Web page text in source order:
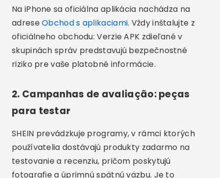
Na iPhone sa oficiálna aplikácia nachádza na
adreseObchod s aplikaciami. Vždy inštalujte z
oficiálneho obchodu: Verzie APK zdieľané v
skupinách správ predstavujú bezpečnostné
riziko pre vaše platobné informácie.
2. Campanhas de avaliação: peças
para testar
SHEIN prevádzkuje programy, v rámci ktorých
používatelia dostávajú produkty zadarmo na
testovanie a recenziu, pričom poskytujú
fotografie a úprimnú spätnú väzbu. Je to